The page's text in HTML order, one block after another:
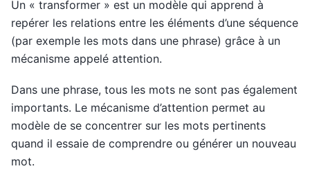
Un « transformer » est un modèle qui apprend à
repérer les relations entre les éléments d’une séquence
(par exemple les mots dans une phrase) grâce à un
mécanisme appelé attention.
Dans une phrase, tous les mots ne sont pas également
importants. Le mécanisme d’attention permet au
modèle de se concentrer sur les mots pertinents
quand il essaie de comprendre ou générer un nouveau
mot.